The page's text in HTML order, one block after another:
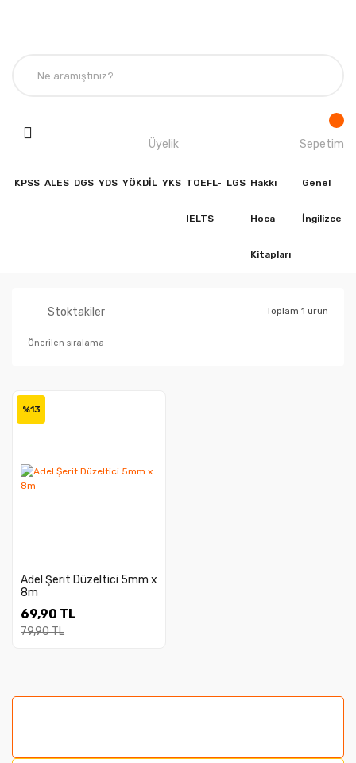
Üyelik Sepetim
KPSS ALES DGS YDS YÖKDİL YKS TOEFL-
IELTS
LGS Hakkı
Hoca
Kitapları
Genel
İngilizce
Stoktakiler Toplam 1 ürün
%13
Adel Şerit Düzeltici 5mm x
8m
69,90 TL
79,90 TL